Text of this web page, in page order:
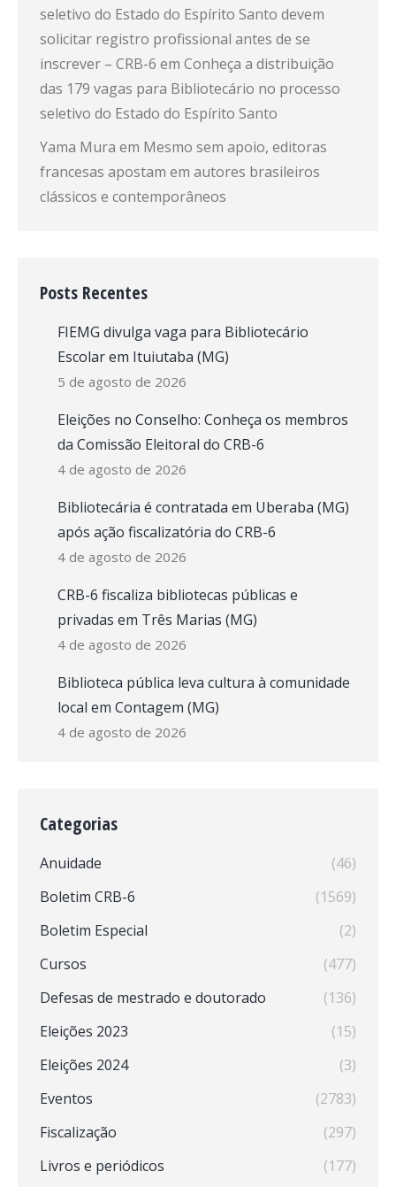
seletivo do Estado do Espírito Santo devem
solicitar registro profissional antes de se
inscrever – CRB-6 em Conheça a distribuição
das 179 vagas para Bibliotecário no processo
seletivo do Estado do Espírito Santo
Yama Mura em Mesmo sem apoio, editoras
francesas apostam em autores brasileiros
clássicos e contemporâneos
Posts Recentes
FIEMG divulga vaga para Bibliotecário
Escolar em Ituiutaba (MG)
5 de agosto de 2026
Eleições no Conselho: Conheça os membros
da Comissão Eleitoral do CRB-6
4 de agosto de 2026
Bibliotecária é contratada em Uberaba (MG)
após ação fiscalizatória do CRB-6
4 de agosto de 2026
CRB-6 fiscaliza bibliotecas públicas e
privadas em Três Marias (MG)
4 de agosto de 2026
Biblioteca pública leva cultura à comunidade
local em Contagem (MG)
4 de agosto de 2026
Categorias
Anuidade
(46)
Boletim CRB-6
(1569)
Boletim Especial
(2)
Cursos
(477)
Defesas de mestrado e doutorado
(136)
Eleições 2023
(15)
Eleições 2024
(3)
Eventos
(2783)
Fiscalização
(297)
Livros e periódicos
(177)